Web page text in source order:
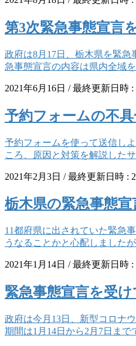
第3次緊急事態宣言
政府は8月17日、栃木県を緊
急事態宣言の内容は県内全域
2021年6月16日 / 最終更新日時 :
予約フォームの不具
予約フォームを使って送信し
ころ、原因と対策を解説した
2021年2月3日 / 最終更新日時 :
栃木県の緊急事態宣
11都府県に出されていた緊急
うなることかと心配しました
2021年1月14日 / 最終更新日時 :
緊急事態宣言を受け
政府は今月13日、新型コロナ
期間は1月14日から2月7日ま